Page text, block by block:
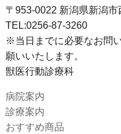
〒953-0022 新潟県新潟
TEL:0256-87-3260
※当日までに必要なお問
願いいたします。
獣医行動診療科
病院案内
診療案内
おすすめ商品